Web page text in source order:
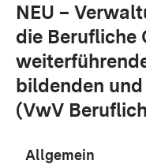
NEU –
die Berufliche
bildenden
(VwV
Allgemein